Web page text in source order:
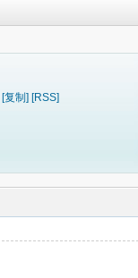
[复制] [RSS]